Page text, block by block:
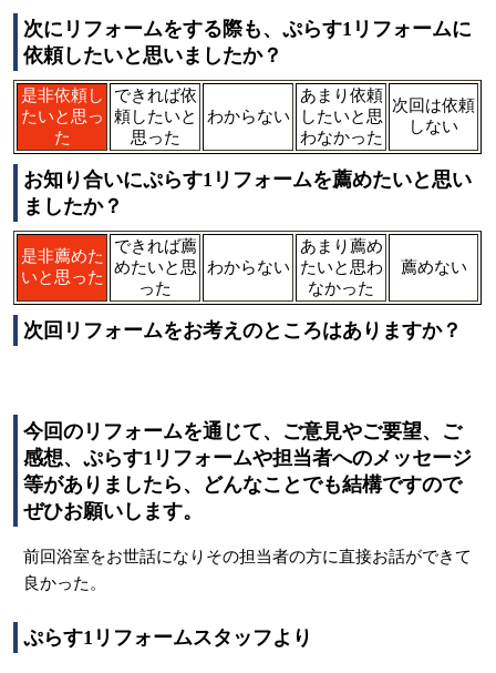
次にリフォームをする際も、ぷらす1リフォームに
依頼したいと思いましたか？
是非依頼し
たいと思っ
た
できれば依
頼したいと
思った
わからない
あまり依頼
したいと思
わなかった
次回は依頼
しない
お知り合いにぷらす1リフォームを薦めたいと思い
ましたか？
是非薦めた
いと思った
できれば薦
めたいと思
った
わからない
あまり薦め
たいと思わ
なかった
薦めない
次回リフォームをお考えのところはありますか？
今回のリフォームを通じて、ご意見やご要望、ご
感想、ぷらす1リフォームや担当者へのメッセージ
等がありましたら、どんなことでも結構ですので
ぜひお願いします。
前回浴室をお世話になりその担当者の方に直接お話ができて
良かった。
ぷらす1リフォームスタッフより